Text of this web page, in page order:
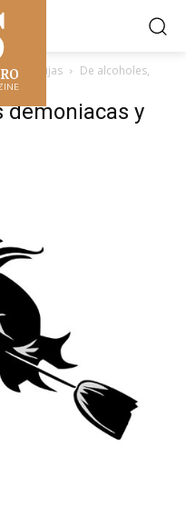
y brujas
De alcoholes,
demoniacas y